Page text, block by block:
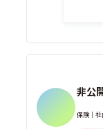
非公
保険｜